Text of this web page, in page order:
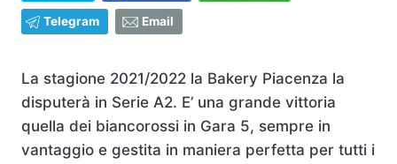
Telegram Email
La stagione 2021/2022 la Bakery Piacenza la
disputerà in Serie A2. E’ una grande vittoria
quella dei biancorossi in Gara 5, sempre in
vantaggio e gestita in maniera perfetta per tutti i